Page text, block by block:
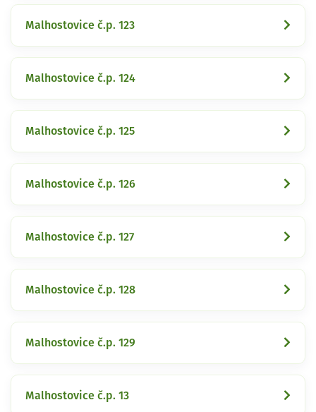
Malhostovice č.p. 123
Malhostovice č.p. 124
Malhostovice č.p. 125
Malhostovice č.p. 126
Malhostovice č.p. 127
Malhostovice č.p. 128
Malhostovice č.p. 129
Malhostovice č.p. 13